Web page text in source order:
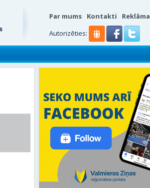
Par mums Kontakti
Reklāma
Autorizēties: